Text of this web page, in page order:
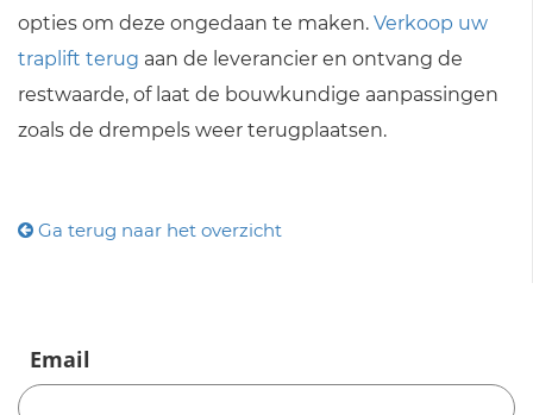
opties om deze ongedaan te maken. Verkoop uw
traplift terug aan de leverancier en ontvang de
restwaarde, of laat de bouwkundige aanpassingen
zoals de drempels weer terugplaatsen.
Ga terug naar het overzicht
Email